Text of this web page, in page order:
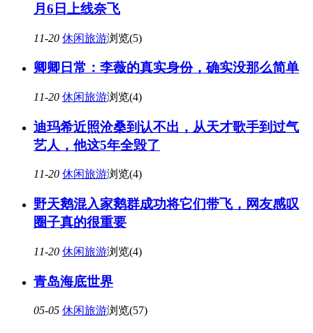
月6日上线奈飞
11-20 休闲旅游浏览(5)
卿卿日常：李薇的真实身份，确实没那么简单
11-20 休闲旅游浏览(4)
迪玛希近照沧桑到认不出，从天才歌手到过气
艺人，他这5年全毁了
11-20 休闲旅游浏览(4)
野天鹅混入家鹅群成功将它们带飞，网友感叹
圈子真的很重要
11-20 休闲旅游浏览(4)
青岛海底世界
05-05 休闲旅游浏览(57)